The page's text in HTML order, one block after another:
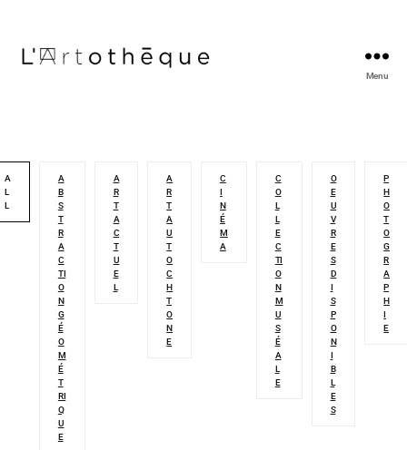
Menu
A
L
L
A
B
S
T
R
A
C
TI
O
N
G
É
O
M
É
T
RI
Q
U
E
A
R
T
A
C
T
U
E
L
A
R
T
A
U
T
O
C
H
T
O
N
E
C
I
N
É
M
A
C
O
L
L
E
C
TI
O
N
M
U
S
É
A
L
E
O
E
U
V
R
E
S
D
I
S
P
O
N
I
B
L
E
S
P
H
O
T
O
G
R
A
P
H
I
E